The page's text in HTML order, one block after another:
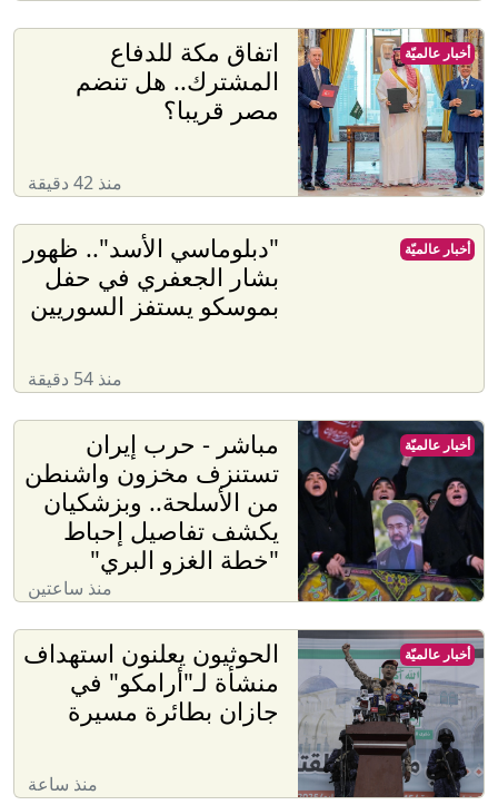
اتفاق مكة للدفاع
المشترك.. هل تنضم
مصر قريبا؟
منذ 42 دقيقة
أخبار عالميّة
"دبلوماسي الأسد".. ظهور
بشار الجعفري في حفل
بموسكو يستفز السوريين
منذ 54 دقيقة
أخبار عالميّة
مباشر - حرب إيران
تستنزف مخزون واشنطن
من الأسلحة.. وبزشكيان
يكشف تفاصيل إحباط
"خطة الغزو البري"
منذ ساعتين
أخبار عالميّة
الحوثيون يعلنون استهداف
منشأة لـ"أرامكو" في
جازان بطائرة مسيرة
منذ ساعة
أخبار عالميّة